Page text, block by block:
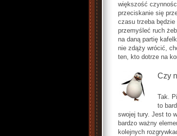
większość
przeciskanie się
czasu trzeba
przemyśleć ruch
na daną partię
nie zdąży wrócić,
ten, kto dotrze na
Czy
Tak.
to
swojej tury. Jest to
bardzo ważny
kolejnych